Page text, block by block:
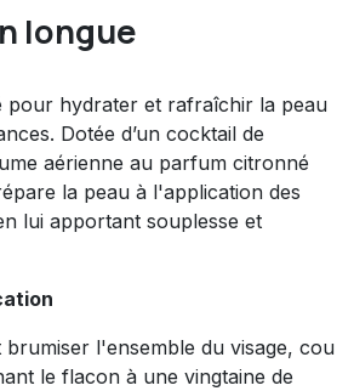
longue
pour hydrater et rafraîchir la peau
Dotée d’un cocktail de
aérienne au parfum citronné
la peau à l'application des
lui apportant souplesse et
brumiser l'ensemble du visage, cou
le flacon à une vingtaine de